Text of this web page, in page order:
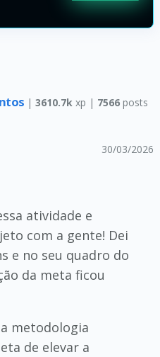
| 3610.7k xp | 7566posts
30/03/2026
atividade e
com a gente! Dei
e no seu quadro do
da meta ficou
metodologia
de elevar a